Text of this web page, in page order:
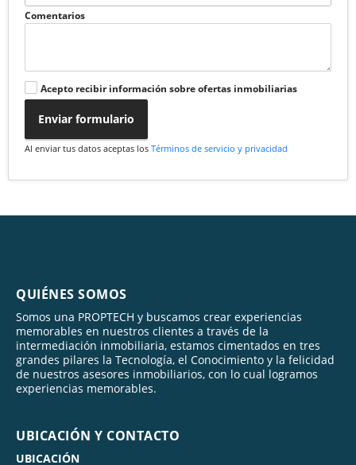
Comentarios
Acepto recibir información sobre ofertas inmobiliarias
Enviar formulario
Al enviar tus datos aceptas los Términos de servicio y privacidad
QUIÉNES SOMOS
Somos una PROPTECH y buscamos crear experiencias
memorables en nuestros clientes a través de la
intermediación inmobiliaria, estamos cimentados en tres
grandes pilares la Tecnología, el Conocimiento y la felicidad
de nuestros asesores inmobiliarios, con lo cual logramos
experiencias memorables.
UBICACIÓN Y CONTACTO
UBICACIÓN